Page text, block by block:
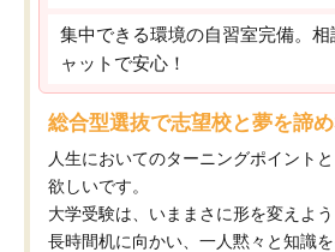
集中できる環境の自習室完備。
ャットで安心！
総合型選抜で志望校と夢を諦め
人生においてのターニングポイント
欲しいです。
大学受験は、いままさに形を変えよう
長時間机に向かい、一人黙々と知識